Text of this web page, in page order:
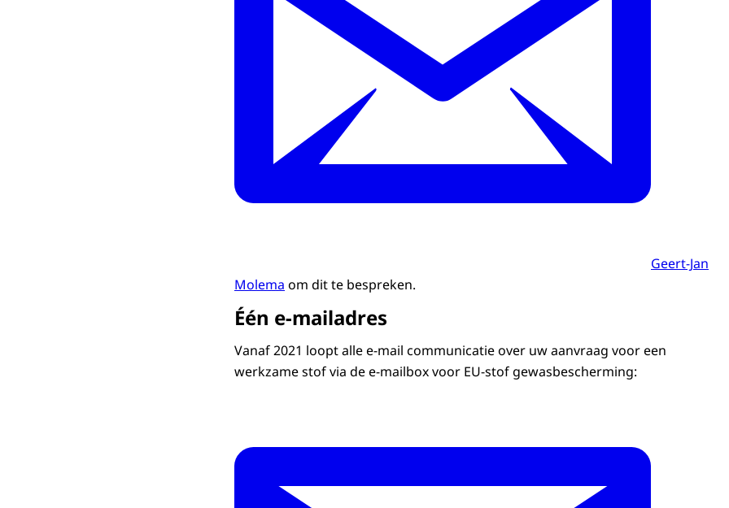
Geert-Jan
Molema om dit te bespreken.
Één e-mailadres
Vanaf 2021 loopt alle e-mail communicatie over uw aanvraag voor een
werkzame stof via de e-mailbox voor EU-stof gewasbescherming: